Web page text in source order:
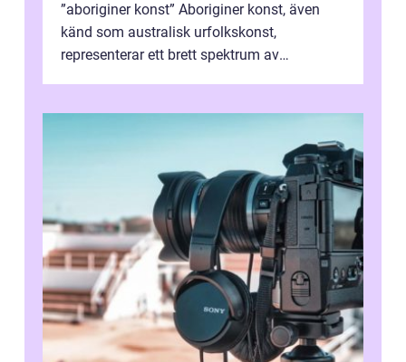
”aboriginer konst” Aboriginer konst, även
känd som australisk urfolkskonst,
representerar ett brett spektrum av